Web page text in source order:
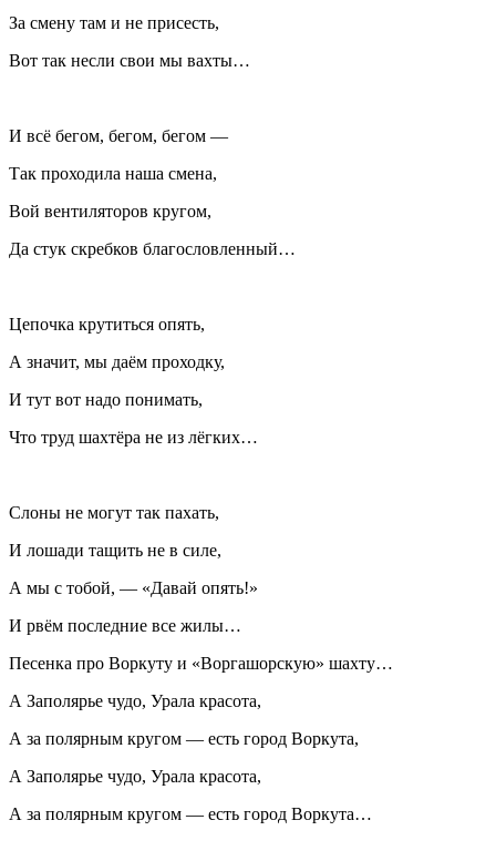
За смену там и не присесть,
Вот так несли свои мы вахты…
И всё бегом, бегом, бегом —
Так проходила наша смена,
Вой вентиляторов кругом,
Да стук скребков благословленный…
Цепочка крутиться опять,
А значит, мы даём проходку,
И тут вот надо понимать,
Что труд шахтёра не из лёгких…
Слоны не могут так пахать,
И лошади тащить не в силе,
А мы с тобой, — «Давай опять!»
И рвём последние все жилы…
Песенка про Воркуту и «Воргашорскую» шахту…
А Заполярье чудо, Урала красота,
А за полярным кругом — есть город Воркута,
А Заполярье чудо, Урала красота,
А за полярным кругом — есть город Воркута…